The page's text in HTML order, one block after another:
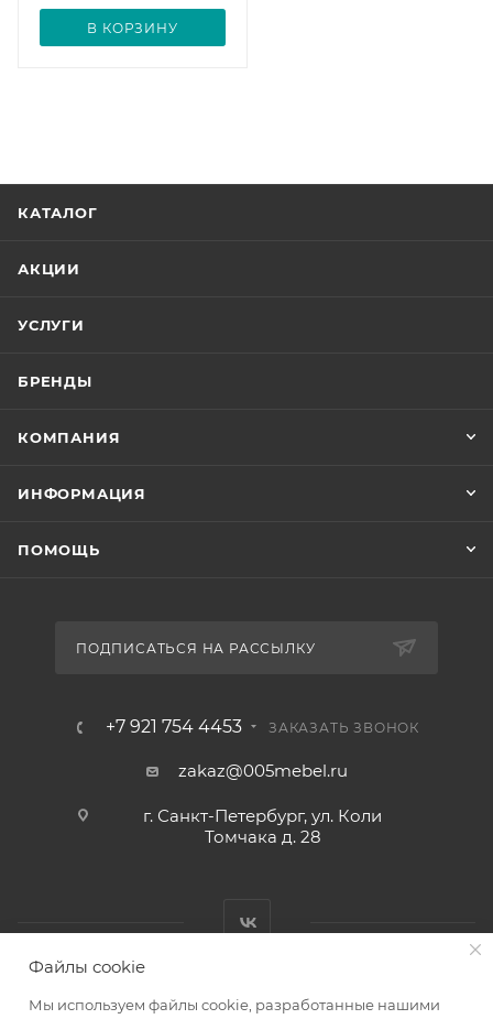
В КОРЗИНУ
КАТАЛОГ
АКЦИИ
УСЛУГИ
БРЕНДЫ
КОМПАНИЯ
ИНФОРМАЦИЯ
ПОМОЩЬ
ПОДПИСАТЬСЯ НА РАССЫЛКУ
+7 921 754 4453 ЗАКАЗАТЬ ЗВОНОК
zakaz@005mebel.ru
г. Санкт-Петербург, ул. Коли
Томчака д. 28
Файлы cookie
Мы используем файлы cookie, разработанные нашими